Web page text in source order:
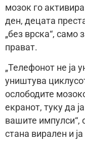
мозок го
ден, децата
„без врска“,
прават.
„Телефонот не ја
уништува
ослободите
екранот, туку да
вашите импулси“,
стана вирален и